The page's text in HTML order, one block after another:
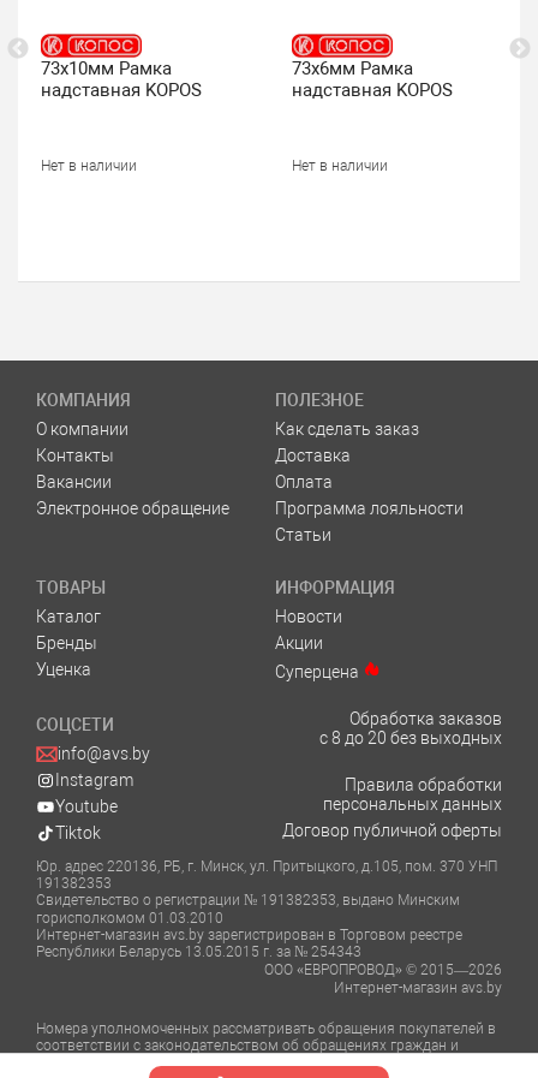
73х10мм Рамка
надставная KOPOS
Нет в наличии
73х6мм Рамка
надставная KOPOS
Нет в наличии
КОМПАНИЯ
О компании
Контакты
Вакансии
Электронное обращение
ПОЛЕЗНОЕ
Как сделать заказ
Доставка
Оплата
Программа лояльности
Статьи
ТОВАРЫ
Каталог
Бренды
Уценка
ИНФОРМАЦИЯ
Новости
Акции
Суперцена
СОЦСЕТИ
info@avs.by
Instagram
Youtube
Tiktok
Обработка заказов
с 8 до 20 без выходных
Правила обработки
персональных данных
Договор публичной оферты
Юр. адрес 220136, РБ, г. Минск, ул. Притыцкого, д.105, пом. 370 УНП
191382353
Свидетельство о регистрации № 191382353, выдано Минским
горисполкомом 01.03.2010
Интернет-магазин avs.by зарегистрирован в Торговом реестре
Республики Беларусь 13.05.2015 г. за № 254343
ООО «ЕВРОПРОВОД» © 2015—2026
Интернет-магазин avs.by
Номера уполномоченных рассматривать обращения покупателей в
соответствии с законодательством об обращениях граждан и
юридических лиц: